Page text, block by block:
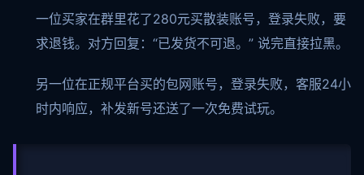
一位买家在群里花了280元买散装账号，登录失败，要
求退钱。对方回复：“已发货不可退。” 说完直接拉黑。
另一位在正规平台买的包网账号，登录失败，客服24小
时内响应，补发新号还送了一次免费试玩。